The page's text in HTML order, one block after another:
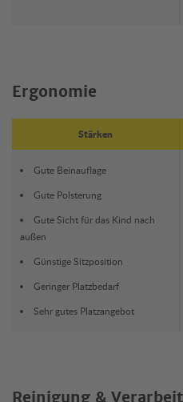
Ergonomie
Stärken
Gute Beinauflage
Gute Polsterung
Gute Sicht für das Kind nach
außen
Günstige Sitzposition
Geringer Platzbedarf
Sehr gutes Platzangebot
Reinigung &